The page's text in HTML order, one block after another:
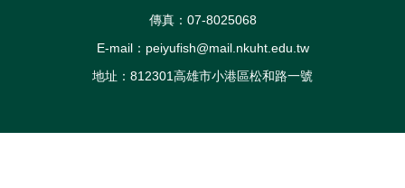
傳真：07-8025068
E-mail：peiyufish@mail.nkuht.edu.tw
地址：812301高雄市小港區松和路一號